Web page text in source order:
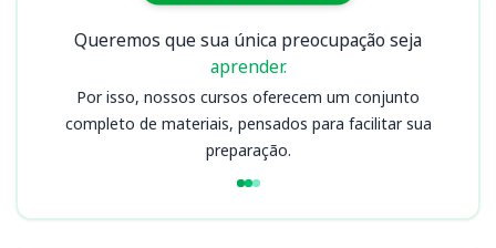
Queremos que sua única preocupação seja
aprender.
Por isso, nossos cursos oferecem um conjunto
completo de materiais, pensados para facilitar sua
preparação.